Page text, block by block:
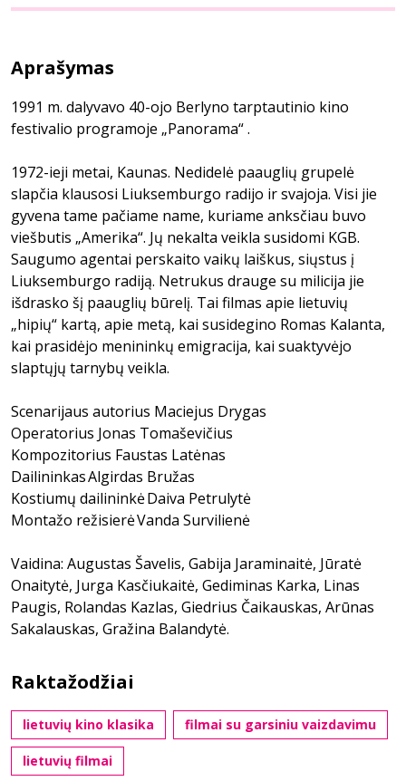
Aprašymas
1991 m. dalyvavo 40-ojo Berlyno tarptautinio kino
festivalio programoje „Panorama“ .
1972-ieji metai, Kaunas. Nedidelė paauglių grupelė
slapčia klausosi Liuksemburgo radijo ir svajoja. Visi jie
gyvena tame pačiame name, kuriame anksčiau buvo
viešbutis „Amerika“. Jų nekalta veikla susidomi KGB.
Saugumo agentai perskaito vaikų laiškus, siųstus į
Liuksemburgo radiją. Netrukus drauge su milicija jie
išdrasko šį paauglių būrelį. Tai filmas apie lietuvių
„hipių“ kartą, apie metą, kai susidegino Romas Kalanta,
kai prasidėjo menininkų emigracija, kai suaktyvėjo
slaptųjų tarnybų veikla.
Scenarijaus autorius Maciejus Drygas
Operatorius Jonas Tomaševičius
Kompozitorius Faustas Latėnas
Dailininkas Algirdas Bružas
Kostiumų dailininkė Daiva Petrulytė
Montažo režisierė Vanda Survilienė
Vaidina: Augustas Šavelis, Gabija Jaraminaitė, Jūratė
Onaitytė, Jurga Kasčiukaitė, Gediminas Karka, Linas
Paugis, Rolandas Kazlas, Giedrius Čaikauskas, Arūnas
Sakalauskas, Gražina Balandytė.
Raktažodžiai
lietuvių kino klasika filmai su garsiniu vaizdavimu
lietuvių filmai